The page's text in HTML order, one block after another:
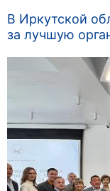
В Иркутской
за лучшую